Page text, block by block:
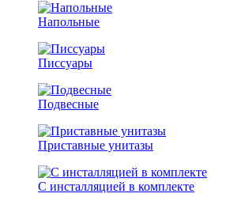
Напольные
Писсуары
Подвесные
Приставные унитазы
С инсталляцией в комплекте